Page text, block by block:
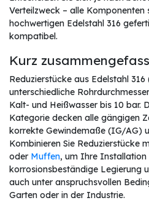
Verteilzweck – alle Komponenten
hochwertigen Edelstahl 316
kompatibel.
Kurz
Reduzierstücke aus Edelstahl
unterschiedliche
Kalt- und Heißwasser bis 10 bar.
Kategorie decken alle gängigen
korrekte Gewindemaße (IG/AG)
Kombinieren Sie Reduzierstücke
oder Muffen, um Ihre Installation
korrosionsbeständige Legierung
auch unter anspruchsvollen
Garten oder in der Industrie.